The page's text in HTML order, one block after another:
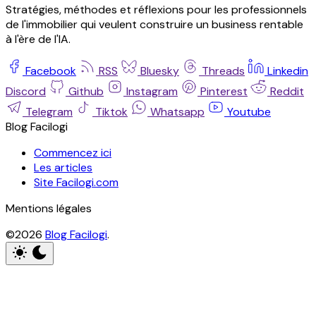
Stratégies, méthodes et réflexions pour les professionnels
de l'immobilier qui veulent construire un business rentable
à l'ère de l'IA.
Facebook RSS Bluesky Threads
Linkedin
Discord
Github Instagram Pinterest
Reddit
Telegram
Tiktok Whatsapp
Youtube
Blog Facilogi
Commencez ici
Les articles
Site Facilogi.com
Mentions légales
©2026 Blog Facilogi.